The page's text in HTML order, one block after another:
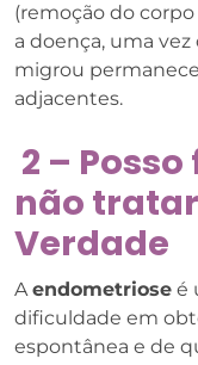
(remoção do
a doença, uma
migrou
adjacentes.
2 –
não
Verdade
Aendometriose é
dificuldade em
espontânea e de